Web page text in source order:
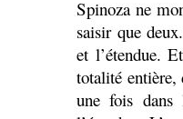
Spinoza ne
saisir que
et l’étendue.
totalité entière,
une fois